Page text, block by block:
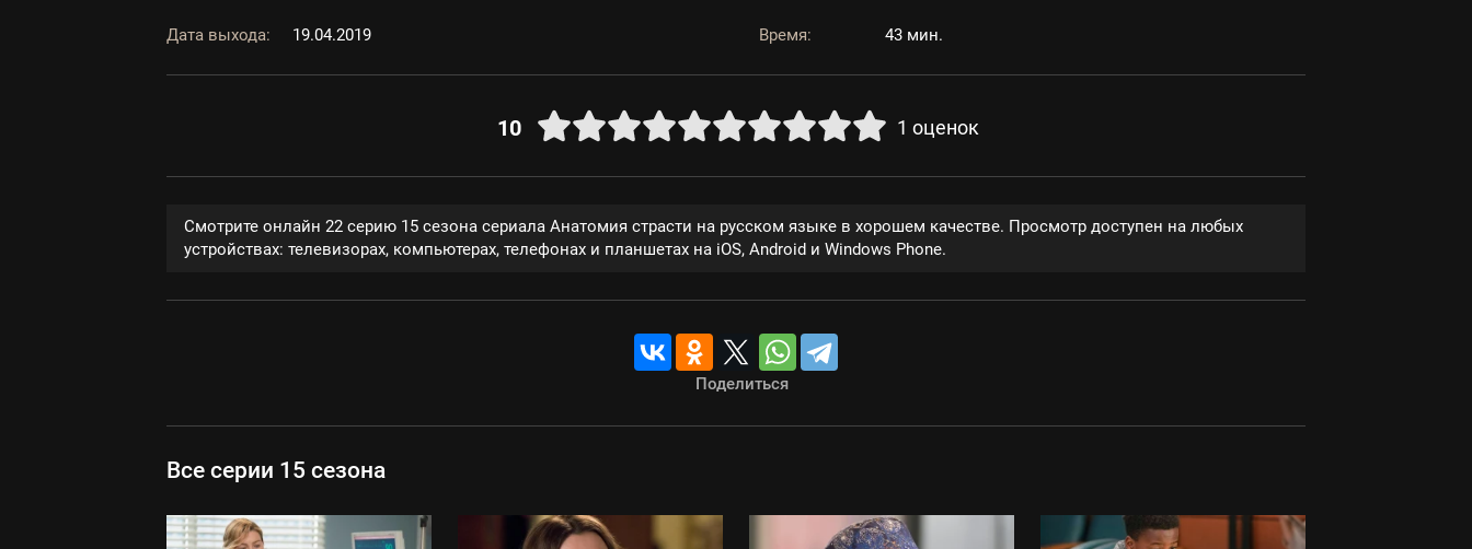
Дата выхода: 19.04.2019 Время: 43 мин.
10 1 оценок
Смотрите онлайн 22 серию 15 сезона сериала Анатомия страсти на русском языке в хорошем качестве. Просмотр доступен на любых
устройствах: телевизорах, компьютерах, телефонах и планшетах на iOS, Android и Windows Phone.
Поделиться
Все серии 15 сезона